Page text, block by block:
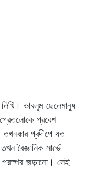
ভাবলুম ছেলেমানুষ
প্রেতলোকে প্রবেশ
তখনকার প্রদীপে যত
বৈজ্ঞানিক সার্ভে
পরস্পর জড়ানো। সেই